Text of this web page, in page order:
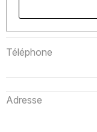
Téléphone
Adresse